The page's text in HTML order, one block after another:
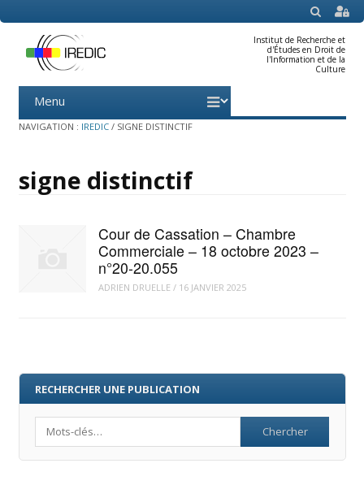
SEARCH
Institut de Recherche et
d'Études en Droit de
l'Information et de la
Culture
Menu
content
NAVIGATION : IREDIC / SIGNE DISTINCTIF
signe distinctif
Cour de Cassation – Chambre
Commerciale – 18 octobre 2023 –
n°20-20.055
ADRIEN DRUELLE / 16 JANVIER 2025
RECHERCHER UNE PUBLICATION